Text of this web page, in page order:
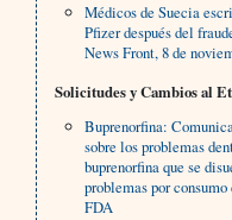
Médicos de Suecia
Pfizer después del
News Front, 8 de
Solicitudes y Cambios al
Buprenorfina:
sobre los problemas
buprenorfina que se
problemas por
FDA